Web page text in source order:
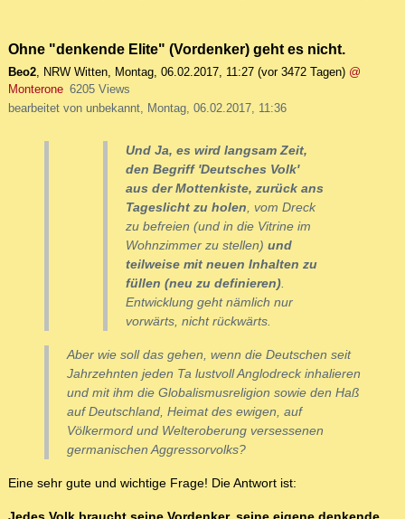
Ohne "denkende Elite" (Vordenker) geht es nicht.
Beo2, NRW Witten, Montag, 06.02.2017, 11:27 (vor 3472 Tagen) @
Monterone 6205 Views
bearbeitet von unbekannt, Montag, 06.02.2017, 11:36
Und Ja, es wird langsam Zeit,
den Begriff 'Deutsches Volk'
aus der Mottenkiste, zurück ans
Tageslicht zu holen, vom Dreck
zu befreien (und in die Vitrine im
Wohnzimmer zu stellen) und
teilweise mit neuen Inhalten zu
füllen (neu zu definieren).
Entwicklung geht nämlich nur
vorwärts, nicht rückwärts.
Aber wie soll das gehen, wenn die Deutschen seit
Jahrzehnten jeden Ta lustvoll Anglodreck inhalieren
und mit ihm die Globalismusreligion sowie den Haß
auf Deutschland, Heimat des ewigen, auf
Völkermord und Welteroberung versessenen
germanischen Aggressorvolks?
Eine sehr gute und wichtige Frage! Die Antwort ist: